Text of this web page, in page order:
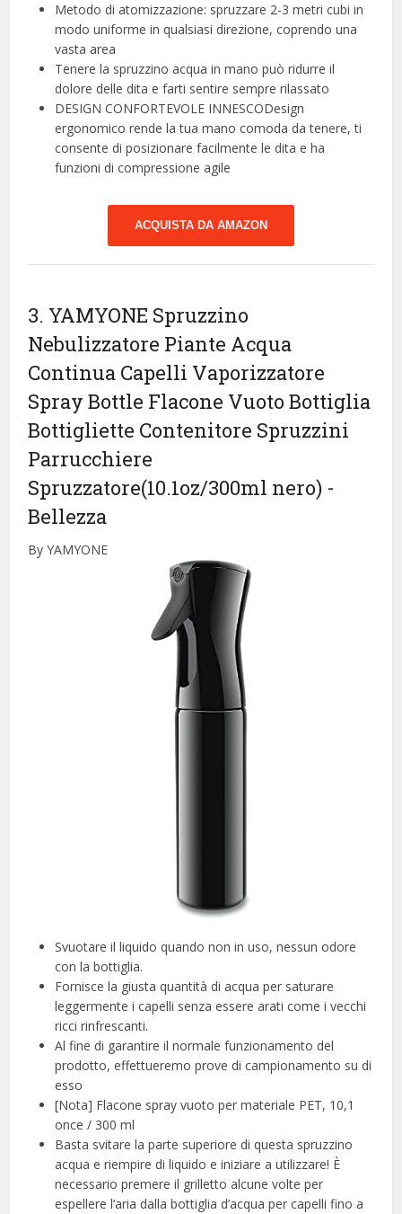
Metodo di atomizzazione: spruzzare 2-3 metri cubi in
modo uniforme in qualsiasi direzione, coprendo una
vasta area
Tenere la spruzzino acqua in mano può ridurre il
dolore delle dita e farti sentire sempre rilassato
DESIGN CONFORTEVOLE INNESCODesign
ergonomico rende la tua mano comoda da tenere, ti
consente di posizionare facilmente le dita e ha
funzioni di compressione agile
ACQUISTA DA AMAZON
3. YAMYONE Spruzzino
Nebulizzatore Piante Acqua
Continua Capelli Vaporizzatore
Spray Bottle Flacone Vuoto Bottiglia
Bottigliette Contenitore Spruzzini
Parrucchiere
Spruzzatore(10.1oz/300ml nero) -
Bellezza
By YAMYONE
Svuotare il liquido quando non in uso, nessun odore
con la bottiglia.
Fornisce la giusta quantità di acqua per saturare
leggermente i capelli senza essere arati come i vecchi
ricci rinfrescanti.
Al fine di garantire il normale funzionamento del
prodotto, effettueremo prove di campionamento su di
esso
[Nota] Flacone spray vuoto per materiale PET, 10,1
once / 300 ml
Basta svitare la parte superiore di questa spruzzino
acqua e riempire di liquido e iniziare a utilizzare! È
necessario premere il grilletto alcune volte per
espellere l’aria dalla bottiglia d’acqua per capelli fino a